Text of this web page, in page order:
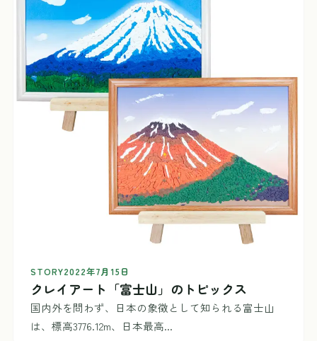
STORY2022年7月15日
クレイアート「富士山」のトピックス
国内外を問わず、日本の象徴として知られる富士山
は、標高3776.12m、日本最高...